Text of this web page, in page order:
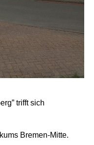
trifft sich
Bremen-Mitte.